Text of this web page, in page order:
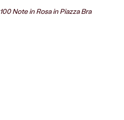
100 Note in Rosa in Piazza Bra